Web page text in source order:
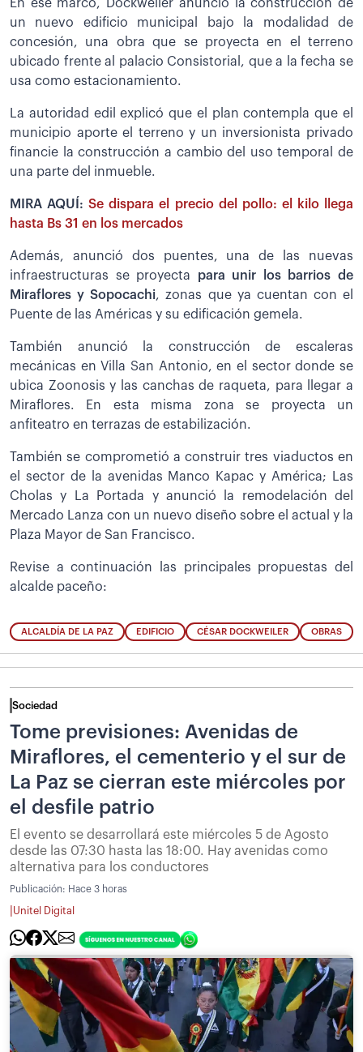
En ese marco, Dockweiler anunció la construcción de
un nuevo edificio municipal bajo la modalidad de
concesión, una obra que se proyecta en el terreno
ubicado frente al palacio Consistorial, que a la fecha se
usa como estacionamiento.
La autoridad edil explicó que el plan contempla que el
municipio aporte el terreno y un inversionista privado
financie la construcción a cambio del uso temporal de
una parte del inmueble.
MIRA AQUÍ:Se dispara el precio del pollo: el kilo llega
hasta Bs 31 en los mercados
Además, anunció dos puentes, una de las nuevas
infraestructuras se proyecta para unir los barrios de
Miraflores y Sopocachi, zonas que ya cuentan con el
Puente de las Américas y su edificación gemela.
También anunció la construcción de escaleras
mecánicas en Villa San Antonio, en el sector donde se
ubica Zoonosis y las canchas de raqueta, para llegar a
Miraflores. En esta misma zona se proyecta un
anfiteatro en terrazas de estabilización.
También se comprometió a construir tres viaductos en
el sector de la avenidas Manco Kapac y América; Las
Cholas y La Portada y anunció la remodelación del
Mercado Lanza con un nuevo diseño sobre el actual y la
Plaza Mayor de San Francisco.
Revise a continuación las principales propuestas del
alcalde paceño:
ALCALDÍA DE LA PAZ EDIFICIO CÉSAR DOCKWEILER OBRAS
Sociedad
Tome previsiones: Avenidas de
Miraflores, el cementerio y el sur de
La Paz se cierran este miércoles por
el desfile patrio
El evento se desarrollará este miércoles 5 de Agosto
desde las 07:30 hasta las 18:00. Hay avenidas como
alternativa para los conductores
Publicación: Hace 3 horas
Unitel Digital